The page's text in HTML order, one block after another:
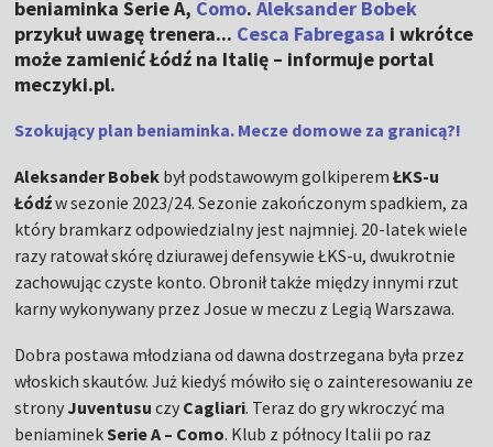
beniaminka Serie A, Como.Aleksander Bobek
przykuł uwagę trenera... Cesca Fabregasa i wkrótce
może zamienić Łódź na Italię – informuje portal
meczyki.pl.
Szokujący plan beniaminka. Mecze domowe za granicą?!
Aleksander Bobek był podstawowym golkiperemŁKS-u
Łódźw sezonie 2023/24. Sezonie zakończonym spadkiem, za
który bramkarz odpowiedzialny jest najmniej. 20-latek wiele
razy ratował skórę dziurawej defensywie ŁKS-u, dwukrotnie
zachowując czyste konto. Obronił także między innymi rzut
karny wykonywany przez Josue w meczu z Legią Warszawa.
Dobra postawa młodziana od dawna dostrzegana była przez
włoskich skautów. Już kiedyś mówiło się o zainteresowaniu ze
strony Juventusu czy Cagliari. Teraz do gry wkroczyć ma
beniaminekSerie A – Como. Klub z północy Italii po raz